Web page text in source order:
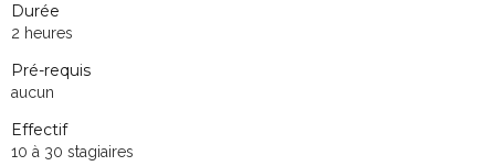
Durée
2 heures
Pré-requis
aucun
Effectif
10 à 30 stagiaires